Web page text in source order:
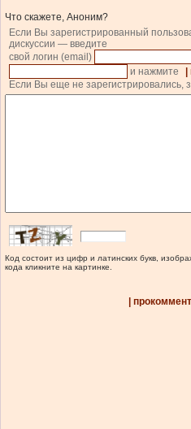
Что скажете, Аноним?
Если Вы зарегистрированный
дискуссии — введите
свой логин (email)
и нажмите
Если Вы еще не зарегистрировались,
Код состоит из цифр и латинских букв,
кода кликните на картинке.
|